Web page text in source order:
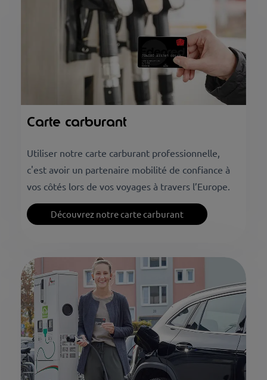
Carte carburant
Utiliser notre carte carburant professionnelle,
c'est avoir un partenaire mobilité de confiance à
vos côtés lors de vos voyages à travers l’Europe.
Découvrez notre carte carburant